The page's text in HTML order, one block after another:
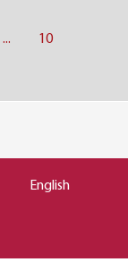
... 10
English